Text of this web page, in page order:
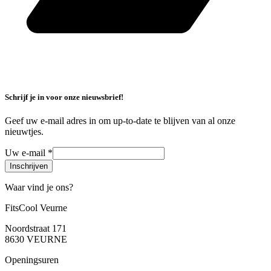
Schrijf je in voor onze nieuwsbrief!
Geef uw e-mail adres in om up-to-date te blijven van al onze
nieuwtjes.
Uw e-mail *
Waar vind je ons?
FitsCool Veurne
Noordstraat 171
8630 VEURNE
Openingsuren